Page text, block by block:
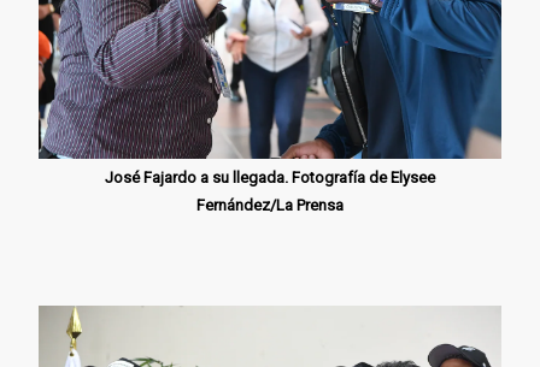
José Fajardo a su llegada. Fotografía de Elysee
Fernández/La Prensa